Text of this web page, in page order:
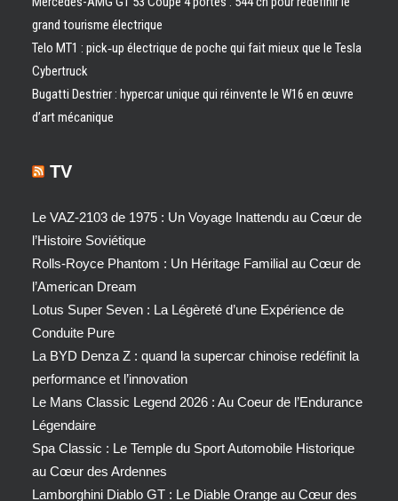
grand tourisme électrique
Telo MT1 : pick‑up électrique de poche qui fait mieux que le Tesla
Cybertruck
Bugatti Destrier : hypercar unique qui réinvente le W16 en œuvre
d’art mécanique
TV
Le VAZ-2103 de 1975 : Un Voyage Inattendu au Cœur de
l’Histoire Soviétique
Rolls-Royce Phantom : Un Héritage Familial au Cœur de
l’American Dream
Lotus Super Seven : La Légèreté d’une Expérience de
Conduite Pure
La BYD Denza Z : quand la supercar chinoise redéfinit la
performance et l’innovation
Le Mans Classic Legend 2026 : Au Coeur de l’Endurance
Légendaire
Spa Classic : Le Temple du Sport Automobile Historique
au Cœur des Ardennes
Lamborghini Diablo GT : Le Diable Orange au Cœur des